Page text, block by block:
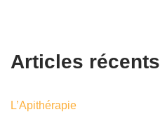
Articles récents
L’Apithérapie